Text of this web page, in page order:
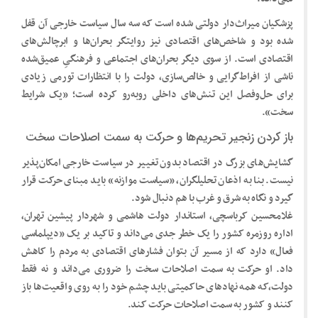
پزشکیان میراث‌دار دولتی شده است که سه سال سیاست خارجی آن قفل
شده بود و شاخص‌های اقتصادی نیز روایتگر بحران‌ها و ابرچالش‌های
اقتصادی است. از سوی دیگر بحران‌های اجتماعی و فرهنگیِ عمیق‌شده
ناشی از افراط‌گرایی و خالص‌سازی، دولت را با انتظارات تورمی زیادی
برای حل‌وفصل این تنش‌های داخلی روبه‌رو کرده است؛ «یک شرایط
سخت».
باز کردن زنجیر تحریم‌ها و حرکت به سمت اصلاحات سخت
گشایش‌های بزرگ در اقتصاد بدون تغییر در سیاست خارجی امکان‌پذیر
نیست. بنا به اذعان تحلیلگران، «سیاست موازنه» باید مبنای حرکت قرار
گیرد و نگاه به شرق و غرب با هم دنبال شود.
غلامحسین کرباسچی، استاندار دولت هاشمی و شهردار پیشین تهران،
اداره روزمره کشور را یک خطر جدی می‌داند و تاکید بر یک «دیپلماسی
فعال» دارد که از مسیر آن بتوان فشارهای اقتصادی به مردم را کاهش
داد. او حرکت به سمت اصلاحات سخت را ضروری می‌داند و نه‌ فقط
دولت،که همه نهادهای حاکمیتی باید چشم خود را به روی واقعیت‌ها باز
کنند و کشور به سمت اصلاحات حرکت کند.